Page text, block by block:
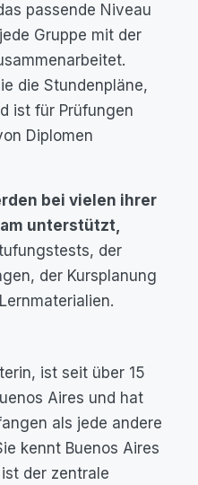
passende Niveau
Gruppe mit der
die Stundenpläne,
ist für Prüfungen
Diplomen
bei vielen ihrer
unterstützt,
der
der Kursplanung
ist seit über 15
Aires und hat
als jede andere
kennt Buenos Aires
der zentrale